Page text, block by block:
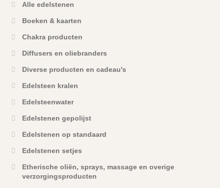
Alle edelstenen
Boeken & kaarten
Chakra producten
Diffusers en oliebranders
Diverse producten en cadeau's
Edelsteen kralen
Edelsteenwater
Edelstenen gepolijst
Edelstenen op standaard
Edelstenen setjes
Etherische oliën, sprays, massage en overige
verzorgingsproducten